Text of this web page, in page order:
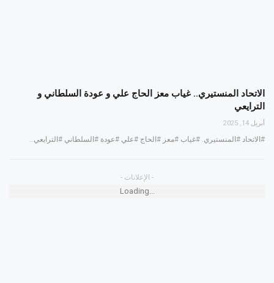
الاتحاد المنستيري.. غياب معز الحاج علي و عودة السلطاني و
الترايعي
أبريل 14, 2025
#الاتحاد #المنستيري. #غياب #معز #الحاج #علي #عودة #السلطاني #الترايعي…
- الإعلانات -
Loading...